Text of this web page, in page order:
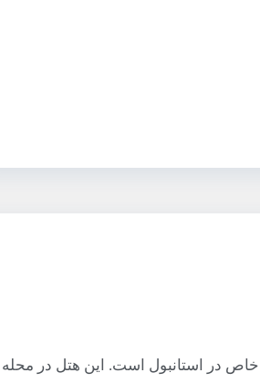
خاص در استانبول است. این هتل در محله